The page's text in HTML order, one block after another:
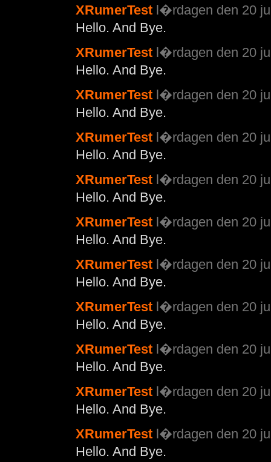
XRumerTest l�rdagen den 20
Hello. And Bye.
XRumerTest l�rdagen den 20
Hello. And Bye.
XRumerTest l�rdagen den 20
Hello. And Bye.
XRumerTest l�rdagen den 20
Hello. And Bye.
XRumerTest l�rdagen den 20
Hello. And Bye.
XRumerTest l�rdagen den 20
Hello. And Bye.
XRumerTest l�rdagen den 20
Hello. And Bye.
XRumerTest l�rdagen den 20
Hello. And Bye.
XRumerTest l�rdagen den 20
Hello. And Bye.
XRumerTest l�rdagen den 20
Hello. And Bye.
XRumerTest l�rdagen den 20
Hello. And Bye.